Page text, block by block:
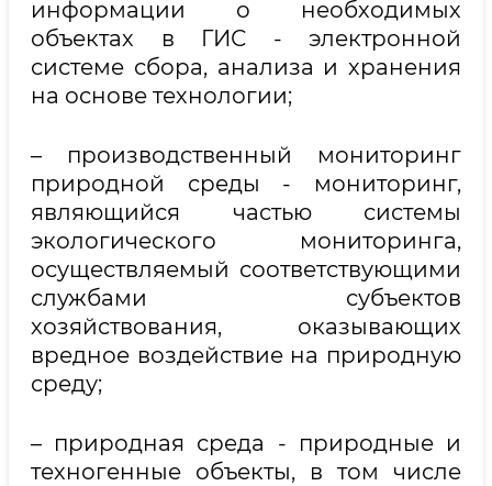
информации о необходимых
объектах в ГИС - электронной
системе сбора, анализа и хранения
на основе технологии;
– производственный мониторинг
природной среды - мониторинг,
являющийся частью системы
экологического мониторинга,
осуществляемый соответствующими
службами субъектов
хозяйствования, оказывающих
вредное воздействие на природную
среду;
– природная среда - природные и
техногенные объекты, в том числе